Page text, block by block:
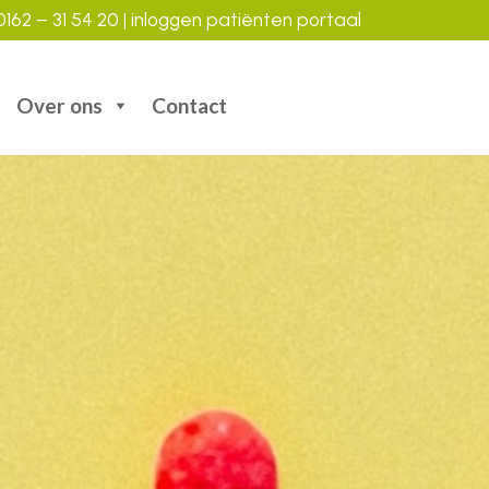
– 31 54 20 | inloggen patiënten portaal
Over ons Contact